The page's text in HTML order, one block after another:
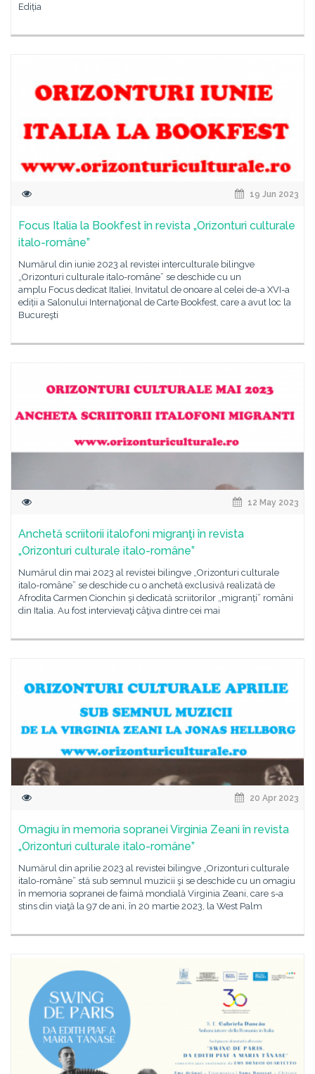
Ediția
19 Jun 2023
Focus Italia la Bookfest în revista „Orizonturi culturale
italo-române”
Numărul din iunie 2023 al revistei interculturale bilingve
„Orizonturi culturale italo-române” se deschide cu un
amplu Focus dedicat Italiei, Invitatul de onoare al celei de-a XVI-a
ediții a Salonului Internaţional de Carte Bookfest, care a avut loc la
Bucureşti
12 May 2023
Anchetă scriitorii italofoni migranţi în revista
„Orizonturi culturale italo-române”
Numărul din mai 2023 al revistei bilingve „Orizonturi culturale
italo-române” se deschide cu o anchetă exclusivă realizată de
Afrodita Carmen Cionchin şi dedicată scriitorilor „migranți” români
din Italia. Au fost intervievaţi câţiva dintre cei mai
20 Apr 2023
Omagiu în memoria sopranei Virginia Zeani în revista
„Orizonturi culturale italo-române”
Numărul din aprilie 2023 al revistei bilingve „Orizonturi culturale
italo-române” stă sub semnul muzicii şi se deschide cu un omagiu
în memoria sopranei de faimă mondială Virginia Zeani, care s-a
stins din viaţă la 97 de ani, în 20 martie 2023, la West Palm